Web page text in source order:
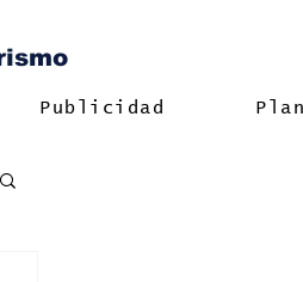
Publicidad